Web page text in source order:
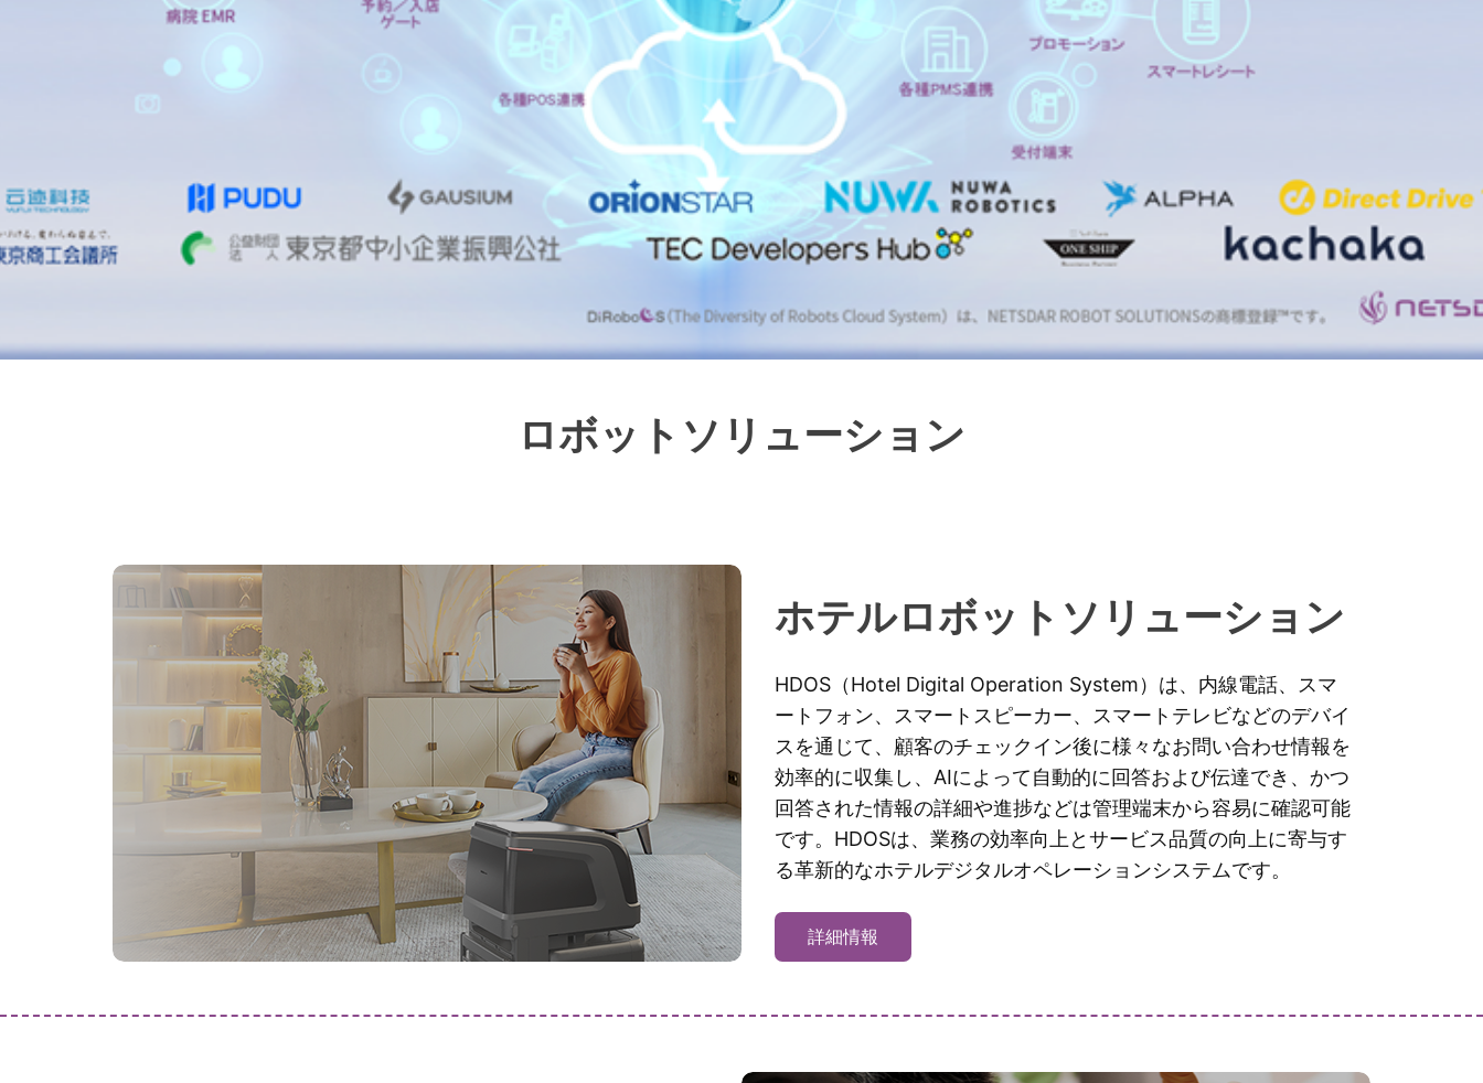
ロボットソリューション
ホテルロボットソリューション
HDOS（Hotel Digital Operation System）は、内線電話、スマ
ートフォン、スマートスピーカー、スマートテレビなどのデバイ
スを通じて、顧客のチェックイン後に​様々なお問い合わせ情報を
効率的に収集し、AIによって自動的に回答および伝達でき、かつ
回答された情報の詳細や進捗などは管理端末から容易に確認可能
です。HDOSは、業務の効率向上とサービス品質の向上に寄与す
る革新的なホテルデジタルオペレーションシステムです。
詳細情報